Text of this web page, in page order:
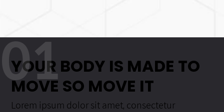
01
YOUR BODY IS MADE TO
MOVE SO MOVE IT
Lorem ipsum dolor sit amet, consectetur